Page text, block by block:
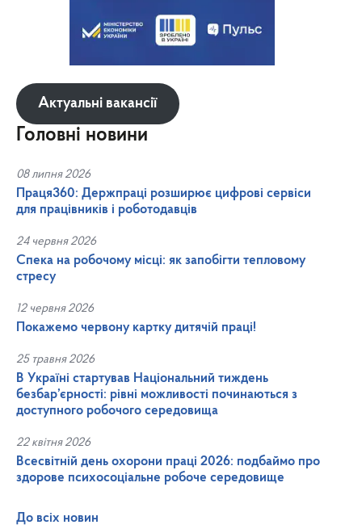
Актуальні вакансії
Головні новини
08 липня 2026
Праця360: Держпраці розширює цифрові сервіси
для працівників і роботодавців
24 червня 2026
Спека на робочому місці: як запобігти тепловому
стресу
12 червня 2026
Покажемо червону картку дитячій праці!
25 травня 2026
В Україні стартував Національний тиждень
безбар’єрності: рівні можливості починаються з
доступного робочого середовища
22 квітня 2026
Всесвітній день охорони праці 2026: подбаймо про
здорове психосоціальне робоче середовище
До всіх новин